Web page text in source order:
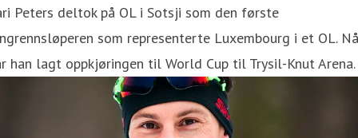
Peters deltok på OL i Sotsji som den første
som representerte Luxembourg i et OL. Nå
han lagt oppkjøringen til World Cup til Trysil-Knut Arena.